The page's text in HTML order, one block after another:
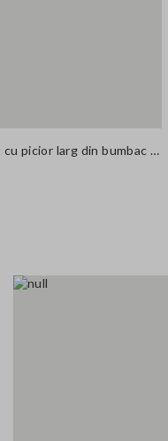
Blugi evazați maronii regulat fit cu picior larg din bumbac denim pur